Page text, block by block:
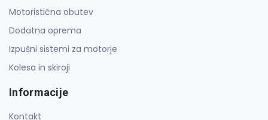
Motoristična obutev
Dodatna oprema
Izpušni sistemi za motorje
Kolesa in skiroji
Informacije
Kontakt